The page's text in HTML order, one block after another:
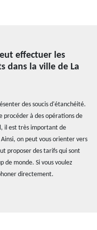
effectuer les
dans la ville de La
des soucis d'étanchéité.
procéder à des opérations de
il est très important de
on peut vous orienter vers
proposer des tarifs qui sont
de monde. Si vous voulez
directement.